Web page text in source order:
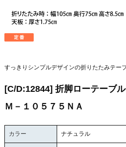
すっきりシンプルデザインの折りたたみテー
[C/D:12844] 折脚ローテーブ
Ｍ－１０５７５ＮＡ
カラー ナチュラル